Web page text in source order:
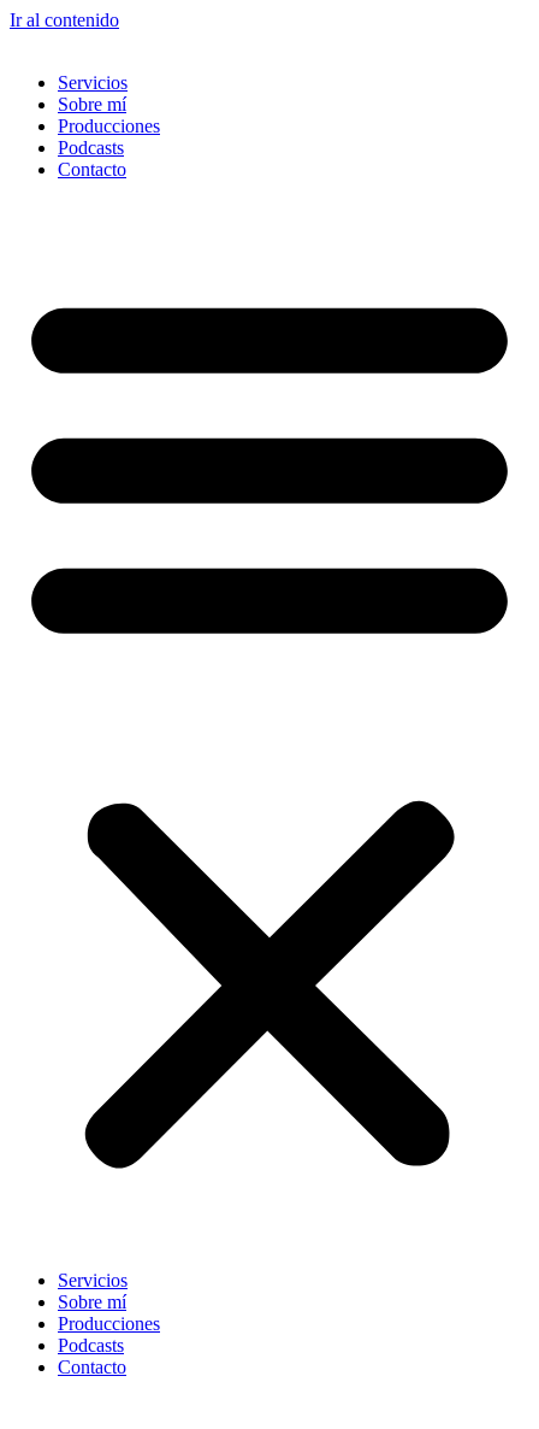
Ir al contenido
Servicios
Sobre mí
Producciones
Podcasts
Contacto
Servicios
Sobre mí
Producciones
Podcasts
Contacto